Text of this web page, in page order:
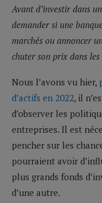
Avant d’investir dans
demander si une
marchés ou annoncer
chuter son prix dans
Nous l’avons vu hier,
d’actifs en 2022, il
d’observer les
entreprises. Il est
pencher sur les
pourraient avoir
plus grands fonds
d’une autre.